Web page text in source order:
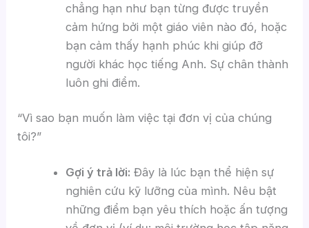
chẳng hạn như bạn từng được truyền
cảm hứng bởi một giáo viên nào đó, hoặc
bạn cảm thấy hạnh phúc khi giúp đỡ
người khác học tiếng Anh. Sự chân thành
luôn ghi điểm.
“Vì sao bạn muốn làm việc tại đơn vị của chúng
tôi?”
Gợi ý trả lời: Đây là lúc bạn thể hiện sự
nghiên cứu kỹ lưỡng của mình. Nêu bật
những điểm bạn yêu thích hoặc ấn tượng